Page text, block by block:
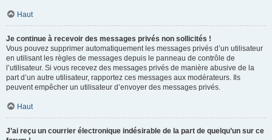
Haut
Je continue à recevoir des messages privés non sollicités !
Vous pouvez supprimer automatiquement les messages privés d’un utilisateur
en utilisant les règles de messages depuis le panneau de contrôle de
l’utilisateur. Si vous recevez des messages privés de manière abusive de la
part d’un autre utilisateur, rapportez ces messages aux modérateurs. Ils
peuvent empêcher un utilisateur d’envoyer des messages privés.
Haut
J’ai reçu un courrier électronique indésirable de la part de quelqu’un sur ce